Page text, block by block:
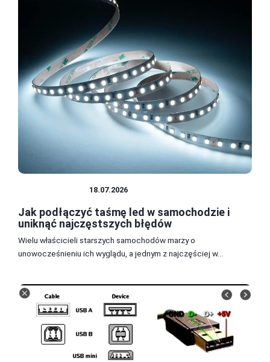
18.07.2026
Jak podłączyć taśmę led w samochodzie i
uniknąć najczęstszych błędów
Wielu właścicieli starszych samochodów marzy o
unowocześnieniu ich wyglądu, a jednym z najczęściej w...